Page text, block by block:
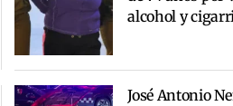
alcohol y
José Antonio